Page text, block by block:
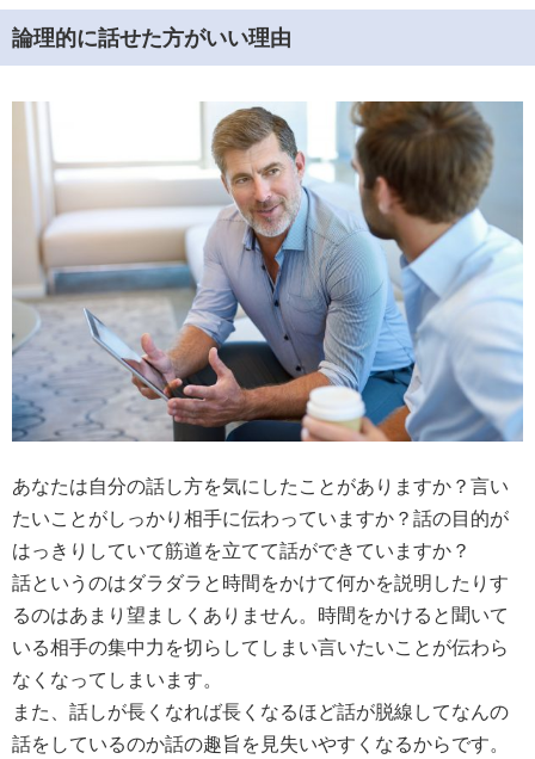
論理的に話せた方がいい理由
あなたは自分の話し方を気にしたことがありますか？言い
たいことがしっかり相手に伝わっていますか？話の目的が
はっきりしていて筋道を立てて話ができていますか？
話というのはダラダラと時間をかけて何かを説明したりす
るのはあまり望ましくありません。時間をかけると聞いて
いる相手の集中力を切らしてしまい言いたいことが伝わら
なくなってしまいます。
また、話しが長くなれば長くなるほど話が脱線してなんの
話をしているのか話の趣旨を見失いやすくなるからです。